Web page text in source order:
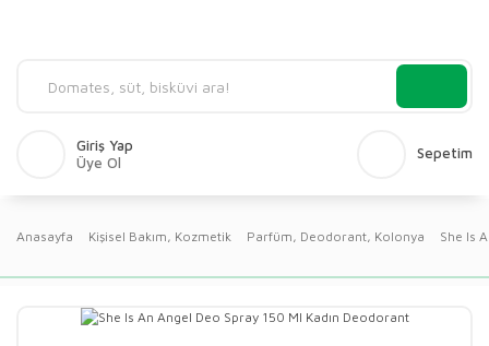
Giriş Yap
Üye Ol
Sepetim
Anasayfa Kişisel Bakım, Kozmetik Parfüm, Deodorant, Kolonya She Is